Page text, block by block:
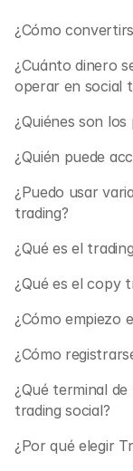
¿Cómo
¿Cuánto dinero
operar en social
¿Quiénes son
¿Quién puede
¿Puedo usar
trading?
¿Qué es el
¿Qué es el copy
¿Cómo empiezo
¿Cómo
¿Qué terminal
trading social?
¿Por qué elegir